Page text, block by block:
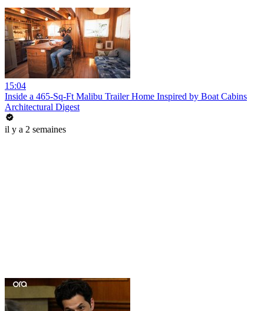
15:04
Inside a 465-Sq-Ft Malibu Trailer Home Inspired by Boat Cabins
Architectural Digest
il y a 2 semaines